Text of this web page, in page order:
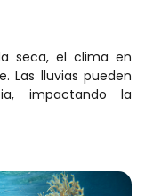
seca, el clima en
Las lluvias pueden
impactando la